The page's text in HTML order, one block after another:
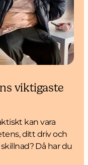
viktigaste
kan vara
ditt driv och
Då har du